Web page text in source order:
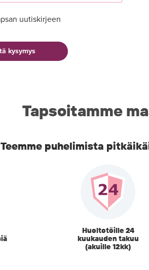
uutiskirjeen
Tapsoitamme
Teemme puhelimista
Huoltotöille 24
kuukauden takuu
(akuille 12kk)